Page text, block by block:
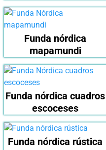
Funda nórdica
mapamundi
Funda nórdica cuadros
escoceses
Funda nórdica rústica